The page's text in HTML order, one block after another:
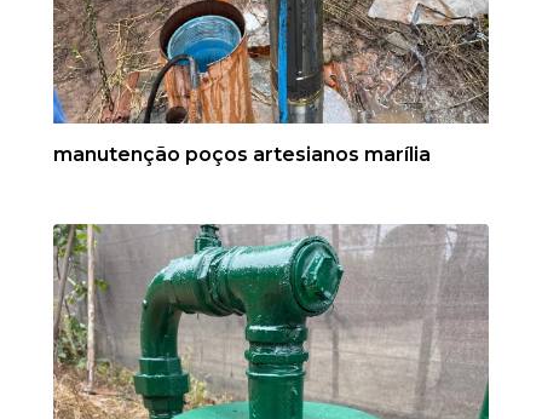
manutenção poços artesianos marília